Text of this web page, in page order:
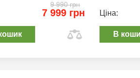
9 990 грн
7 999 грн Ціна:
В